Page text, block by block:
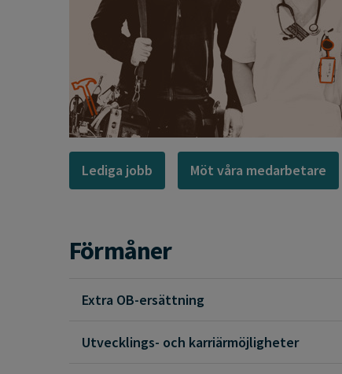
Lediga jobb Möt våra medarbetare
Förmåner
Extra OB-ersättning
Utvecklings- och karriärmöjligheter